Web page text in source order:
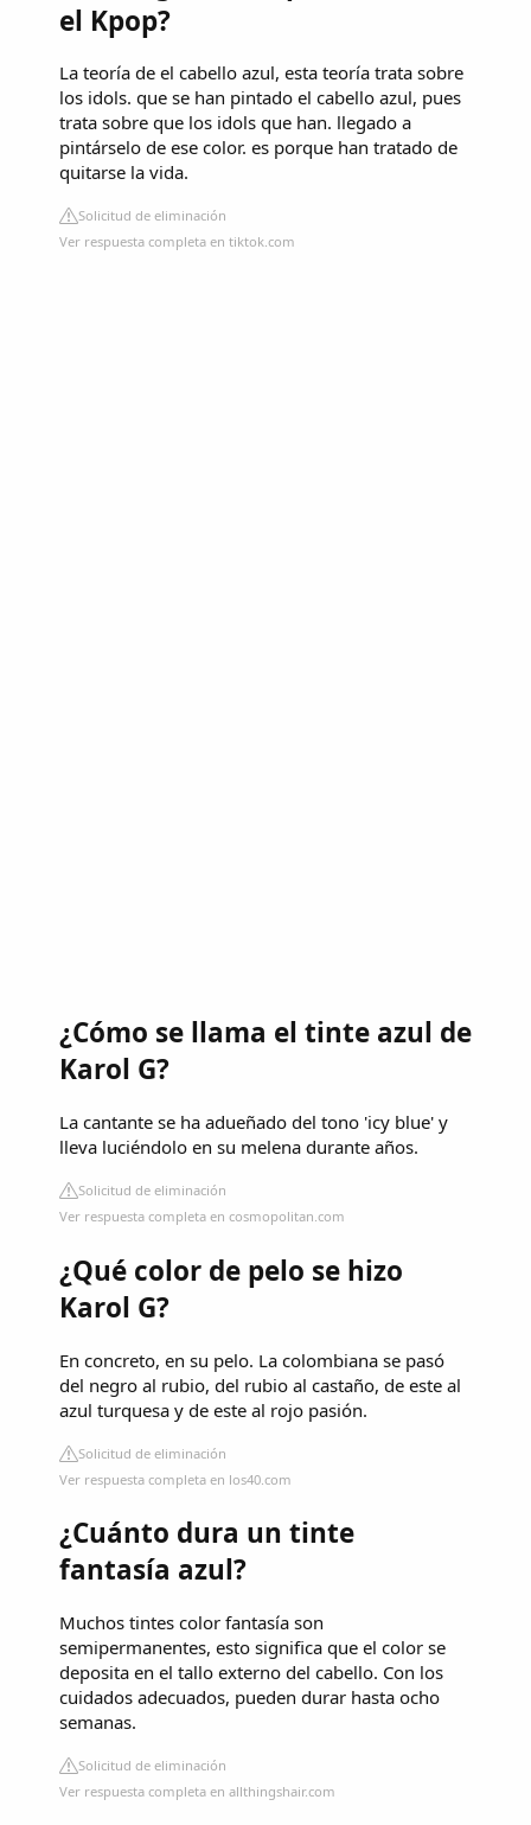
el Kpop?
La teoría de el cabello azul, esta teoría trata sobre
los idols. que se han pintado el cabello azul, pues
trata sobre que los idols que han. llegado a
pintárselo de ese color. es porque han tratado de
quitarse la vida.
Solicitud de eliminación
Ver respuesta completa en tiktok.com
¿Cómo se llama el tinte azul de
Karol G?
La cantante se ha adueñado del tono 'icy blue' y
lleva luciéndolo en su melena durante años.
Solicitud de eliminación
Ver respuesta completa en cosmopolitan.com
¿Qué color de pelo se hizo
Karol G?
En concreto, en su pelo. La colombiana se pasó
del negro al rubio, del rubio al castaño, de este al
azul turquesa y de este al rojo pasión.
Solicitud de eliminación
Ver respuesta completa en los40.com
¿Cuánto dura un tinte
fantasía azul?
Muchos tintes color fantasía son
semipermanentes, esto significa que el color se
deposita en el tallo externo del cabello. Con los
cuidados adecuados, pueden durar hasta ocho
semanas.
Solicitud de eliminación
Ver respuesta completa en allthingshair.com